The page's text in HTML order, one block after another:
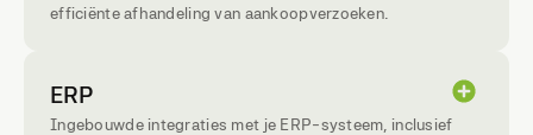
efficiënte afhandeling van aankoopverzoeken.
ERP
Ingebouwde integraties met je ERP-systeem, inclusief